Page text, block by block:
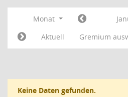
Monat
Aktuell
Gremium
Keine Daten gefunden.